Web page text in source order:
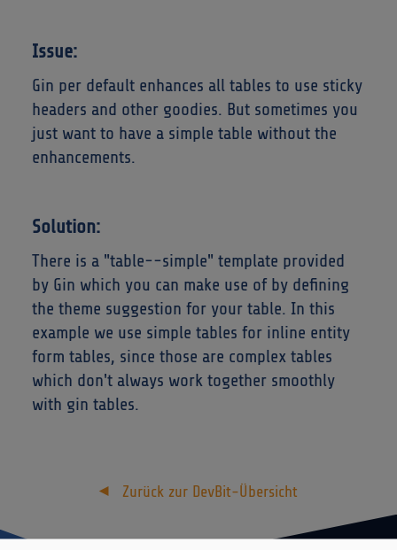
Issue:
Gin per default enhances all tables to use sticky
headers and other goodies. But sometimes you
just want to have a simple table without the
enhancements.
Solution:
There is a "table--simple" template provided
by Gin which you can make use of by defining
the theme suggestion for your table. In this
example we use simple tables for inline entity
form tables, since those are complex tables
which don't always work together smoothly
with gin tables.
Zurück zur DevBit-Übersicht